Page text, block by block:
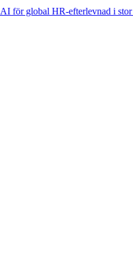
efterlevnad i stor skala Prova